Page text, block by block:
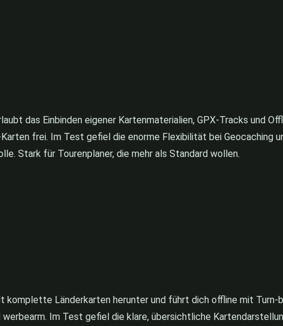
das Einbinden eigener Kartenmaterialien, GPX-Tracks und
frei. Im Test gefiel die enorme Flexibilität bei Geocaching
Stark für Tourenplaner, die mehr als Standard wollen.
Länderkarten herunter und führt dich offline mit Turn-
Im Test gefiel die klare, übersichtliche